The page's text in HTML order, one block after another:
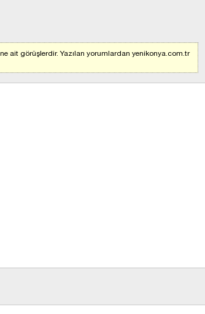
ait görüşlerdir. Yazılan yorumlardan yenikonya.com.tr